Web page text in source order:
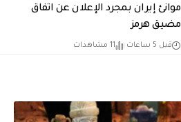
موانئ إيران بمجرد الإعلان عن اتفاق
مضيق هرمز
قبل 5 ساعات 11 مشاهدات